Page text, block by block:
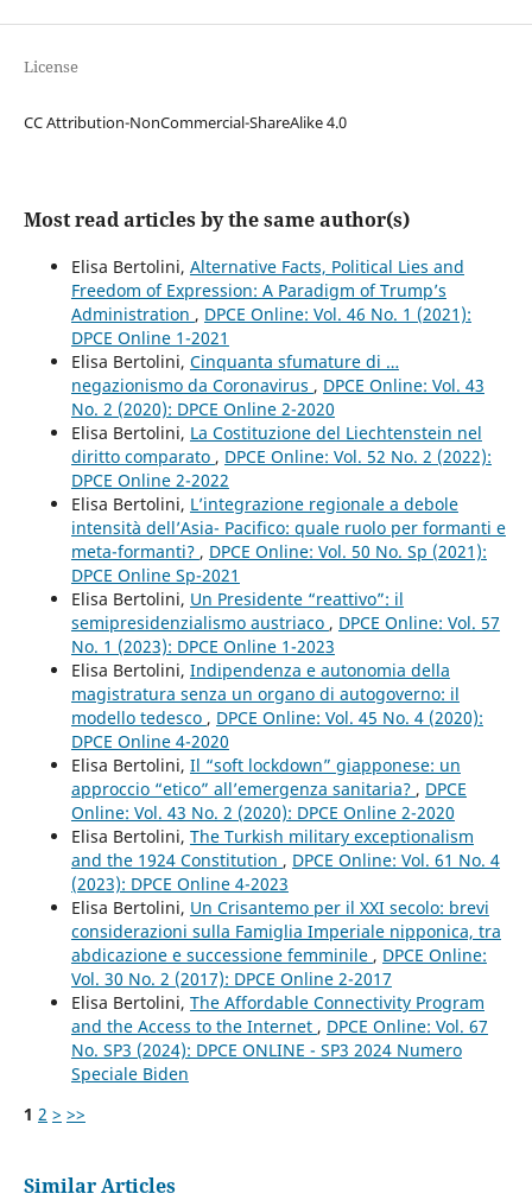
License
CC Attribution-NonCommercial-ShareAlike 4.0
Most read articles by the same author(s)
Elisa Bertolini, Alternative Facts, Political Lies and
Freedom of Expression: A Paradigm of Trump’s
Administration , DPCE Online: Vol. 46 No. 1 (2021):
DPCE Online 1-2021
Elisa Bertolini, Cinquanta sfumature di …
negazionismo da Coronavirus , DPCE Online: Vol. 43
No. 2 (2020): DPCE Online 2-2020
Elisa Bertolini, La Costituzione del Liechtenstein nel
diritto comparato , DPCE Online: Vol. 52 No. 2 (2022):
DPCE Online 2-2022
Elisa Bertolini, L’integrazione regionale a debole
intensità dell’Asia- Pacifico: quale ruolo per formanti e
meta-formanti? , DPCE Online: Vol. 50 No. Sp (2021):
DPCE Online Sp-2021
Elisa Bertolini, Un Presidente “reattivo”: il
semipresidenzialismo austriaco , DPCE Online: Vol. 57
No. 1 (2023): DPCE Online 1-2023
Elisa Bertolini, Indipendenza e autonomia della
magistratura senza un organo di autogoverno: il
modello tedesco , DPCE Online: Vol. 45 No. 4 (2020):
DPCE Online 4-2020
Elisa Bertolini, Il “soft lockdown” giapponese: un
approccio “etico” all’emergenza sanitaria? , DPCE
Online: Vol. 43 No. 2 (2020): DPCE Online 2-2020
Elisa Bertolini, The Turkish military exceptionalism
and the 1924 Constitution , DPCE Online: Vol. 61 No. 4
(2023): DPCE Online 4-2023
Elisa Bertolini, Un Crisantemo per il XXI secolo: brevi
considerazioni sulla Famiglia Imperiale nipponica, tra
abdicazione e successione femminile , DPCE Online:
Vol. 30 No. 2 (2017): DPCE Online 2-2017
Elisa Bertolini, The Affordable Connectivity Program
and the Access to the Internet , DPCE Online: Vol. 67
No. SP3 (2024): DPCE ONLINE - SP3 2024 Numero
Speciale Biden
1 2 > >>
Similar Articles